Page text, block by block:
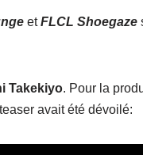
etFLCL Shoegaze
Takekiyo. Pour la
avait été dévoilé: